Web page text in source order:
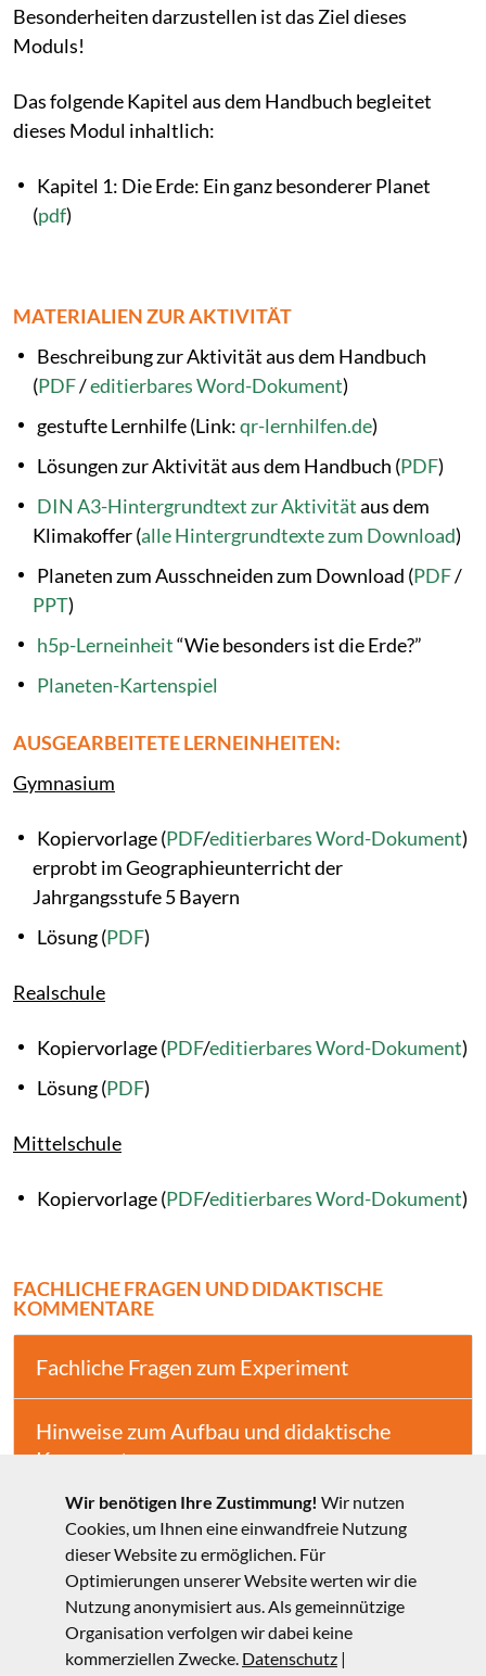
Besonderheiten darzustellen ist das Ziel dieses
Moduls!
Das folgende Kapitel aus dem Handbuch begleitet
dieses Modul inhaltlich:
Kapitel 1: Die Erde: Ein ganz besonderer Planet
(pdf)
MATERIALIEN ZUR AKTIVITÄT
Beschreibung zur Aktivität aus dem Handbuch
(PDF/editierbares Word-Dokument)
gestufte Lernhilfe (Link:qr-lernhilfen.de)
Lösungen zur Aktivität aus dem Handbuch (PDF)
DIN A3-Hintergrundtext zur Aktivitätaus dem
Klimakoffer (alle Hintergrundtexte zum Download)
Planeten zum Ausschneiden zum Download (PDF/
PPT)
h5p-Lerneinheit“Wie besonders ist die Erde?”
Planeten-Kartenspiel
AUSGEARBEITETE LERNEINHEITEN:
Gymnasium
Kopiervorlage (PDF/editierbares Word-Dokument)
erprobt im Geographieunterricht der
Jahrgangsstufe 5 Bayern
Lösung (PDF)
Realschule
Kopiervorlage (PDF/editierbares Word-Dokument)
Lösung (PDF)
Mittelschule
Kopiervorlage (PDF/editierbares Word-Dokument)
FACHLICHE FRAGEN UND DIDAKTISCHE
KOMMENTARE
Fachliche Fragen zum Experiment
Hinweise zum Aufbau und didaktische
Kommentare
Unterrichtsmaterialien mithilfe
mehrspaltiger Texterarbeitung (RLP)
Weitere Materialien (Videos, Animationen,
Hintergrundinfos etc.)
Wir benötigen Ihre Zustimmung! Wir nutzen
Cookies, um Ihnen eine einwandfreie Nutzung
dieser Website zu ermöglichen. Für
Optimierungen unserer Website werten wir die
Nutzung anonymisiert aus. Als gemeinnützige
Organisation verfolgen wir dabei keine
kommerziellen Zwecke. Datenschutz |